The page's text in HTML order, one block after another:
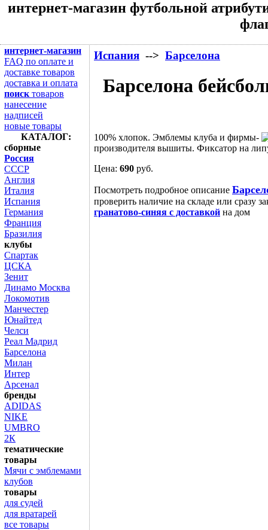
интернет-магазин футбольной
Испания --> Барселона
Барселона
100% хлопок. Эмблемы клуба и фирмы-
производителя вышиты. Фиксатор на
Цена: 690 руб.
Посмотреть подробное описание
проверить наличие на складе или сразу
гранатово-синяя с доставкой на дом
интернет-магазин
FAQ по оплате и
доставке товаров
доставка и оплата
поиск товаров
нанесение
надписей
новые товары
КАТАЛОГ:
сборные
Россия
СССР
Англия
Италия
Испания
Германия
Франция
Бразилия
клубы
Спартак
ЦСКА
Зенит
Динамо Москва
Локомотив
Манчестер
Юнайтед
Челси
Реал Мадрид
Барселона
Милан
Интер
Арсенал
бренды
ADIDAS
NIKE
UMBRO
2К
тематические
товары
Мячи с эмблемами
клубов
товары
для судей
для вратарей
все товары